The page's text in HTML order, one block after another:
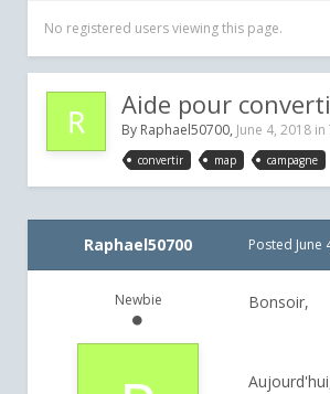
No registered users viewing this page.
Aide pour
By Raphael50700, June 4, 2018 in
convertir map campagne
Raphael50700
Newbie
Posted June
Bonsoir,